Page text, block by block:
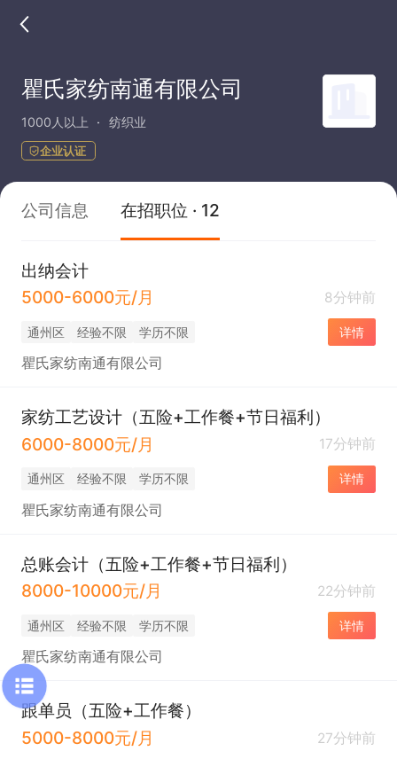
瞿氏家纺南通有限公司
1000人以上 纺织业
企业认证
公司信息 在招职位 · 12
出纳会计
5000-6000元/月
8分钟前
通州区 经验不限 学历不限 详情
瞿氏家纺南通有限公司
家纺工艺设计（五险+工作餐+节日福利）
6000-8000元/月
17分钟前
通州区 经验不限 学历不限 详情
瞿氏家纺南通有限公司
总账会计（五险+工作餐+节日福利）
8000-10000元/月
22分钟前
通州区 经验不限 学历不限 详情
瞿氏家纺南通有限公司
跟单员（五险+工作餐）
5000-8000元/月
27分钟前